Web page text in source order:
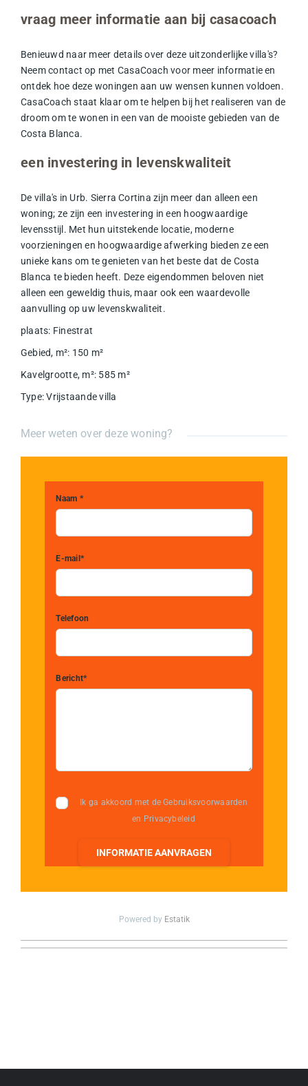
vraag meer informatie aan bij casacoach
Benieuwd naar meer details over deze uitzonderlijke villa's?
Neem contact op met CasaCoach voor meer informatie en
ontdek hoe deze woningen aan uw wensen kunnen voldoen.
CasaCoach staat klaar om te helpen bij het realiseren van de
droom om te wonen in een van de mooiste gebieden van de
Costa Blanca.
een investering in levenskwaliteit
De villa's in Urb. Sierra Cortina zijn meer dan alleen een
woning; ze zijn een investering in een hoogwaardige
levensstijl. Met hun uitstekende locatie, moderne
voorzieningen en hoogwaardige afwerking bieden ze een
unieke kans om te genieten van het beste dat de Costa
Blanca te bieden heeft. Deze eigendommen beloven niet
alleen een geweldig thuis, maar ook een waardevolle
aanvulling op uw levenskwaliteit.
plaats: Finestrat
Gebied, m²: 150 m²
Kavelgrootte, m²: 585 m²
Type: Vrijstaande villa
Meer weten over deze woning?
Naam *
E-mail*
Telefoon
Bericht*
Ik ga akkoord met de Gebruiksvoorwaarden
en Privacybeleid
INFORMATIE AANVRAGEN
Powered by Estatik